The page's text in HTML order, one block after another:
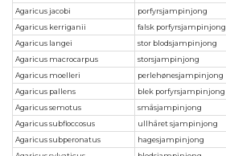
Agaricus jacobi
porfyrsjampinjong
Agaricus kerriganii
falsk porfyrsjampinjong
Agaricus langei
stor blodsjampinjong
Agaricus macrocarpus
storsjampinjong
Agaricus moelleri
perlehønesjampinjong
Agaricus pallens
blek porfyrsjampinjong
Agaricus semotus
småsjampinjong
Agaricus subfloccosus
ullhåret sjampinjong
Agaricus subperonatus
hagesjampinjong